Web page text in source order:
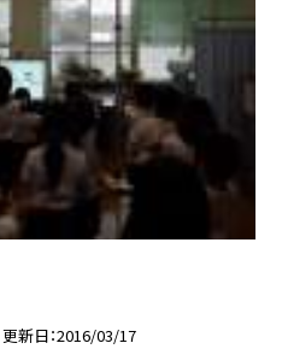
更新日 2016/03/17